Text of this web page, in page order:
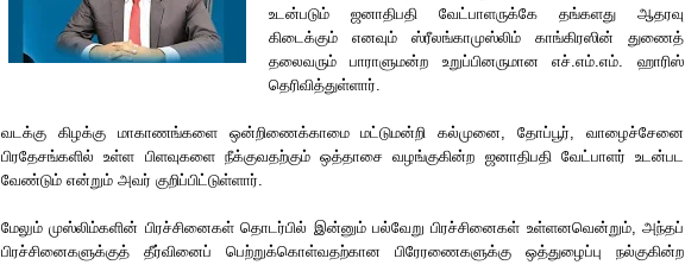
உடன்படும் ஜனாதிபதி வேட்பாளருக்கே தங்களது ஆதரவு
கிடைக்கும் எனவும் ஸ்ரீலங்காமுஸ்லிம் காங்கிரஸின் துணைத்
தலைவரும் பாராளுமன்ற உறுப்பினருமான எச்.எம்.எம். ஹாரிஸ்
தெரிவித்துள்ளார்.
வடக்கு கிழக்கு மாகாணங்களை ஒன்றிணைக்காமை மட்டுமன்றி கல்முனை, தோப்பூர், வாழைச்சேனை
பிரதேசங்களில் உள்ள பிளவுகளை நீக்குவதற்கும் ஒத்தாசை வழங்குகின்ற ஜனாதிபதி வேட்பாளர் உடன்பட
வேண்டும் என்றும் அவர் குறிப்பிட்டுள்ளார்.
மேலும் முஸ்லிம்களின் பிரச்சினைகள் தொடர்பில் இன்னும் பல்வேறு பிரச்சினைகள் உள்ளனவென்றும், அந்தப்
பிரச்சினைகளுக்குத் தீர்வினைப் பெற்றுக்கொள்வதற்கான பிரேரணைகளுக்கு ஒத்துழைப்பு நல்குகின்ற